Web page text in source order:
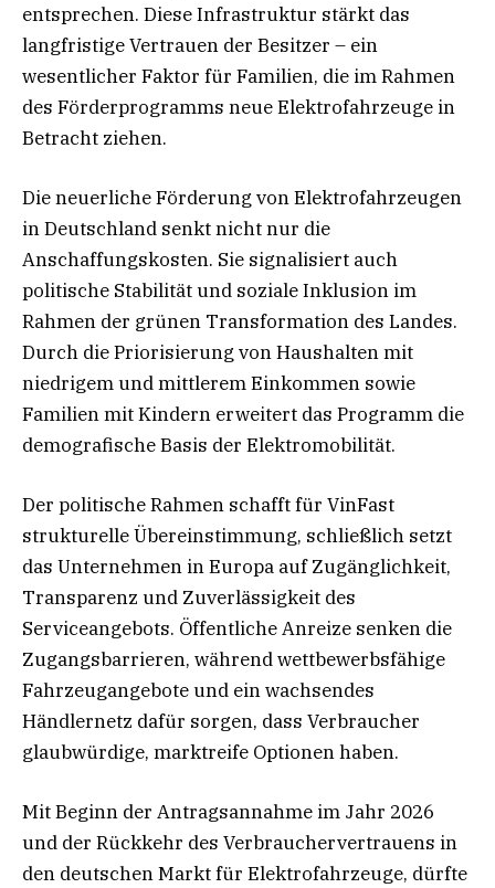
entsprechen. Diese Infrastruktur stärkt das
langfristige Vertrauen der Besitzer – ein
wesentlicher Faktor für Familien, die im Rahmen
des Förderprogramms neue Elektrofahrzeuge in
Betracht ziehen.
Die neuerliche Förderung von Elektrofahrzeugen
in Deutschland senkt nicht nur die
Anschaffungskosten. Sie signalisiert auch
politische Stabilität und soziale Inklusion im
Rahmen der grünen Transformation des Landes.
Durch die Priorisierung von Haushalten mit
niedrigem und mittlerem Einkommen sowie
Familien mit Kindern erweitert das Programm die
demografische Basis der Elektromobilität.
Der politische Rahmen schafft für VinFast
strukturelle Übereinstimmung, schließlich setzt
das Unternehmen in Europa auf Zugänglichkeit,
Transparenz und Zuverlässigkeit des
Serviceangebots. Öffentliche Anreize senken die
Zugangsbarrieren, während wettbewerbsfähige
Fahrzeugangebote und ein wachsendes
Händlernetz dafür sorgen, dass Verbraucher
glaubwürdige, marktreife Optionen haben.
Mit Beginn der Antragsannahme im Jahr 2026
und der Rückkehr des Verbrauchervertrauens in
den deutschen Markt für Elektrofahrzeuge, dürfte